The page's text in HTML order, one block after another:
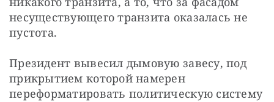
несуществующего транзита оказалась не
пустота.
Президент вывесил дымовую завесу, под
прикрытием которой намерен
переформатировать политическую систему